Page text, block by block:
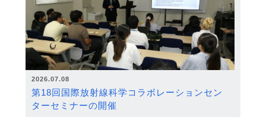
2026.07.08
第18回国際放射線科学コラボレーションセン
ターセミナーの開催